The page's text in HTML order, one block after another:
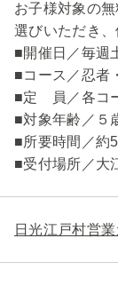
お子様対象の
選びいただき
■開催日／毎週
■コース／忍者
■定 員／各コ
■対象年齢／５
■所要時間／約
■受付場所／大
日光江戸村営